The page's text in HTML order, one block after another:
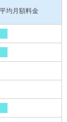
平均月額料金